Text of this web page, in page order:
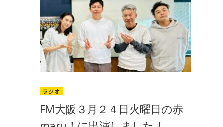
ラジオ
FM大阪３月２４日火曜日の赤
投